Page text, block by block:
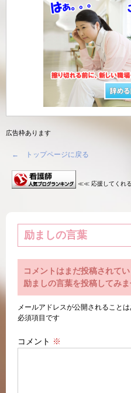
広告枠あります
← トップページに戻る
≪≪ 応援してくれ
励ましの言葉
コメントはまだ投稿されてい
励ましの言葉を投稿してみま
メールアドレスが公開されることは
必須項目です
コメント ※